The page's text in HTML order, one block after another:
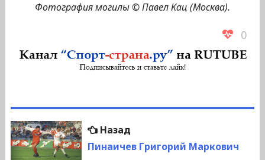
Фотография могилы © Павел Кац (Москва).
0
Навигация
по
НазадПредыдущая
запись:
Пинаичев Григорий Маркович